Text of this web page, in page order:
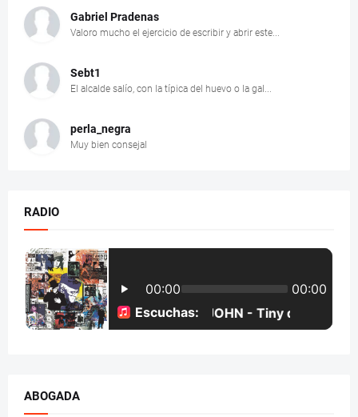
Gabriel Pradenas
Valoro mucho el ejercicio de escribir y abrir este...
Sebt1
El alcalde salío, con la típica del huevo o la gal...
perla_negra
Muy bien consejal
RADIO
ABOGADA